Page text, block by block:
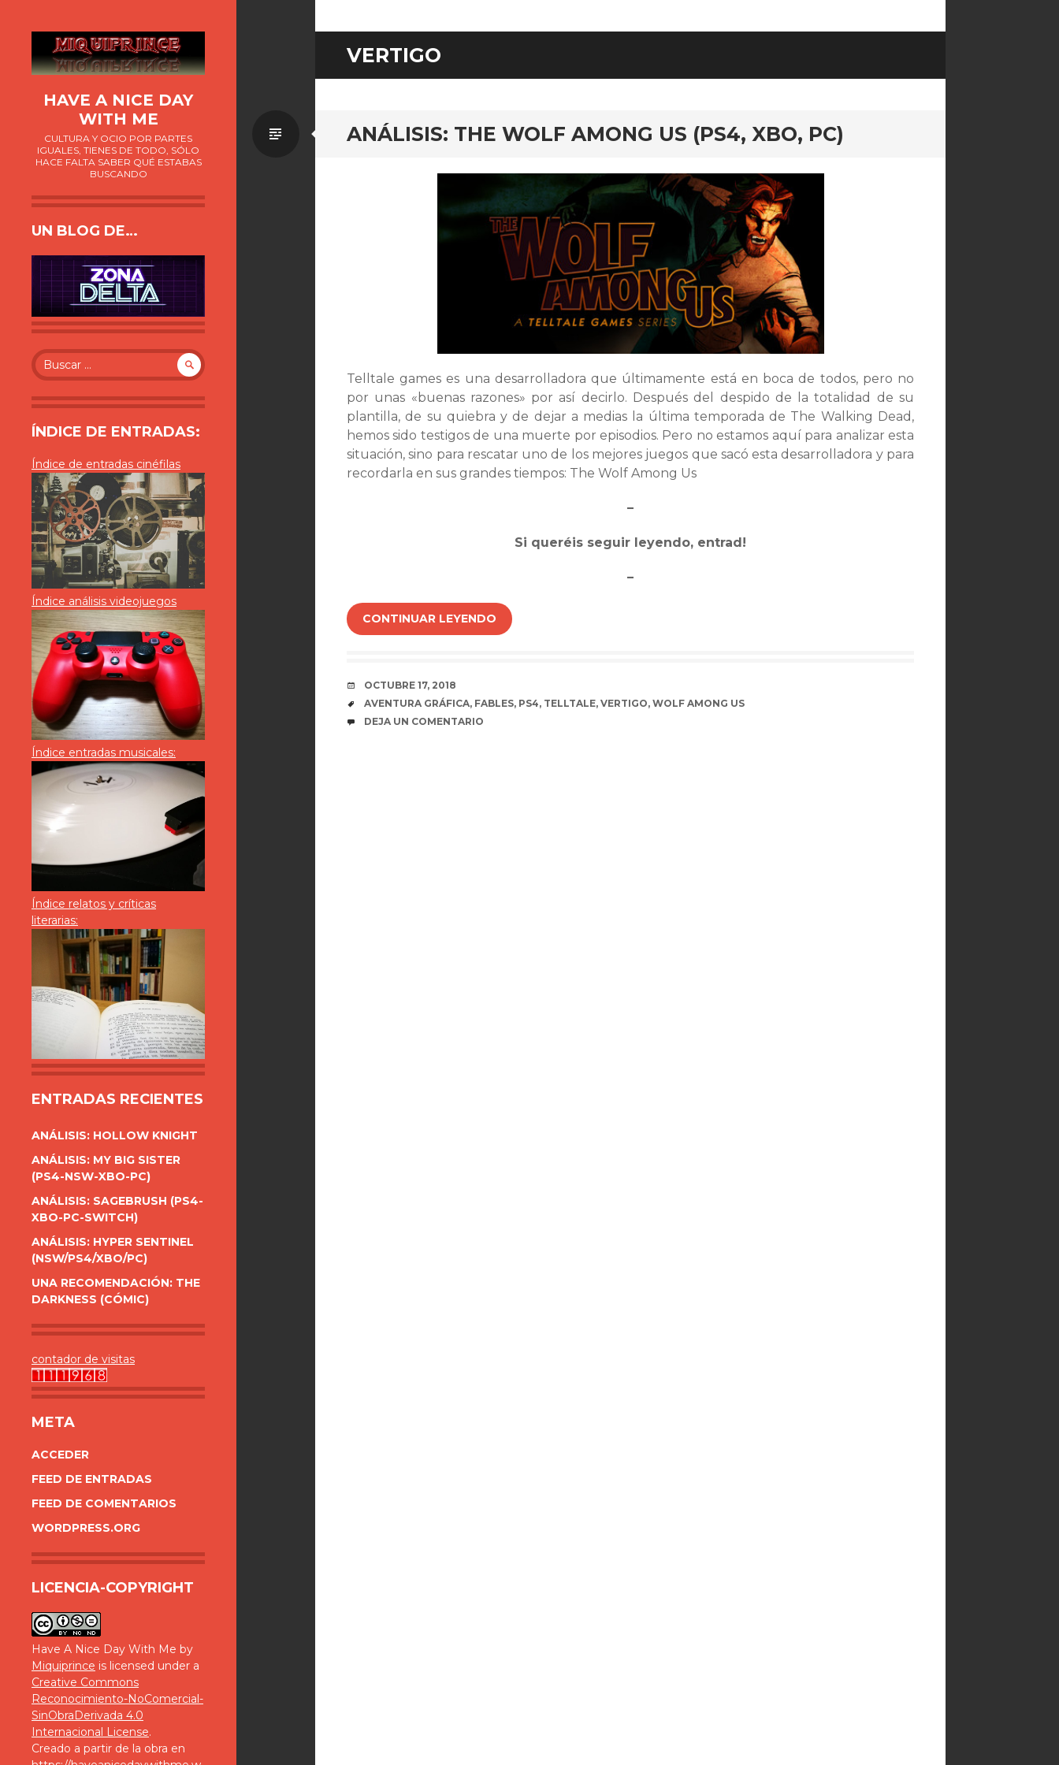
HAVE A NICE DAY
WITH ME
CULTURA Y OCIO POR PARTES
IGUALES, TIENES DE TODO, SÓLO
HACE FALTA SABER QUÉ ESTABAS
BUSCANDO
UN BLOG DE…
Buscar:
ÍNDICE DE ENTRADAS:
Índice de entradas cinéfilas
Índice análisis videojuegos
Índice entradas musicales:
Índice relatos y críticas
literarias:
ENTRADAS RECIENTES
ANÁLISIS: HOLLOW KNIGHT
ANÁLISIS: MY BIG SISTER
(PS4-NSW-XBO-PC)
ANÁLISIS: SAGEBRUSH (PS4-
XBO-PC-SWITCH)
ANÁLISIS: HYPER SENTINEL
(NSW/PS4/XBO/PC)
UNA RECOMENDACIÓN: THE
DARKNESS (CÓMIC)
contador de visitas
META
ACCEDER
FEED DE ENTRADAS
FEED DE COMENTARIOS
WORDPRESS.ORG
LICENCIA-COPYRIGHT
Have A Nice Day With Me by
Miquiprince is licensed under a
Creative Commons
Reconocimiento-NoComercial-
SinObraDerivada 4.0
Internacional License.
Creado a partir de la obra en
VERTIGO
ANÁLISIS: THE WOLF AMONG US (PS4, XBO, PC)
Estándar
Telltale games es una desarrolladora que últimamente está en boca de todos, pero no
por unas «buenas razones» por así decirlo. Después del despido de la totalidad de su
plantilla, de su quiebra y de dejar a medias la última temporada de The Walking Dead,
hemos sido testigos de una muerte por episodios. Pero no estamos aquí para analizar esta
situación, sino para rescatar uno de los mejores juegos que sacó esta desarrolladora y para
recordarla en sus grandes tiempos: The Wolf Among Us
–
Si queréis seguir leyendo, entrad!
–
CONTINUAR LEYENDO
FECHA
OCTUBRE 17, 2018
ETIQUETAS
AVENTURA GRÁFICA, FABLES, PS4, TELLTALE, VERTIGO, WOLF AMONG US
COMENTARIOS
DEJA UN COMENTARIO